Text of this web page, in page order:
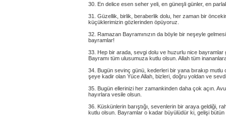
30. En delice esen seher yeli, en güneşli günler, en
31. Güzellik, birlik, beraberlik dolu, her zaman bir
küçüklerimizin gözlerinden öpüyoruz.
32. Ramazan Bayramınızın da böyle bir neşeyle
bayramlar!
33. Hep bir arada, sevgi dolu ve huzurlu nice
Bayramı tüm ulusumuza kutlu olsun. Allah tüm
34. Bugün sevinç günü, kederleri bir yana bırakıp mutlu
şeye kadir olan Yüce Allah, bizleri, doğru yoldan ve
35. Bugün ellerinizi her zamankinden daha çok açın.
hayırlara vesile olsun.
36. Küskünlerin barıştığı, sevenlerin bir araya geldiği,
kutlu olsun. Bayramlar o kadar büyülüdür ki, gelişi